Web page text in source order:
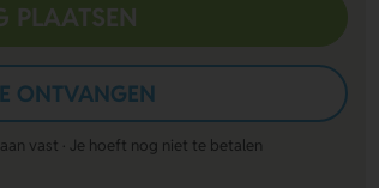
PLAATSEN
ONTVANGEN
vast · Je hoeft nog niet te betalen